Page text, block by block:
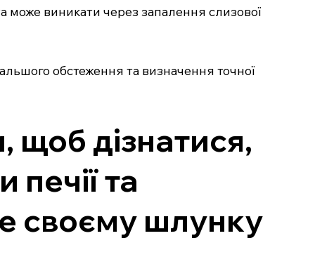
може виникати через запалення слизової
обстеження та визначення точної
щоб дізнатися,
та
своєму шлунку